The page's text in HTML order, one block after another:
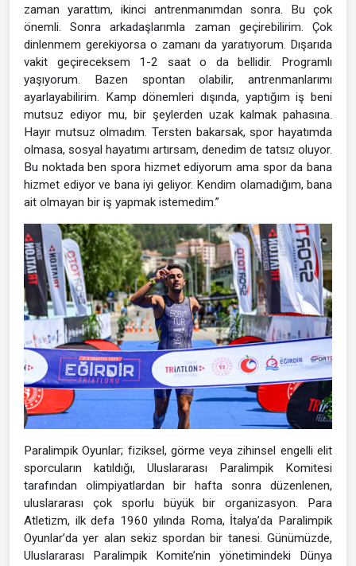
zaman yarattım, ikinci antrenmanımdan sonra. Bu çok
önemli. Sonra arkadaşlarımla zaman geçirebilirim. Çok
dinlenmem gerekiyorsa o zamanı da yaratıyorum. Dışarıda
vakit geçireceksem 1-2 saat o da bellidir. Programlı
yaşıyorum. Bazen spontan olabilir, antrenmanlarımı
ayarlayabilirim. Kamp dönemleri dışında, yaptığım iş beni
mutsuz ediyor mu, bir şeylerden uzak kalmak pahasına.
Hayır mutsuz olmadım. Tersten bakarsak, spor hayatımda
olmasa, sosyal hayatımı artırsam, denedim de tatsız oluyor.
Bu noktada ben spora hizmet ediyorum ama spor da bana
hizmet ediyor ve bana iyi geliyor. Kendim olamadığım, bana
ait olmayan bir iş yapmak istemedim.”
Paralimpik Oyunlar; fiziksel, görme veya zihinsel engelli elit
sporcuların katıldığı, Uluslararası Paralimpik Komitesi
tarafından olimpiyatlardan bir hafta sonra düzenlenen,
uluslararası çok sporlu büyük bir organizasyon. Para
Atletizm, ilk defa 1960 yılında Roma, İtalya’da Paralimpik
Oyunlar’da yer alan sekiz spordan bir tanesi. Günümüzde,
Uluslararası Paralimpik Komite’nin yönetimindeki Dünya